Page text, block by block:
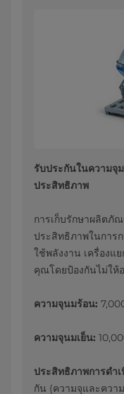
รับประกันในความจุ
ประสิทธิภาพ
การเก็บรักษาผลิตภั
ประสิทธิภาพในการ
ใช้พลังงาน เครื่อง
คุณโดยป้องกันไม่ให้
ความจุนมร้อน:
ความจุนมเย็น:
ประสิทธิภาพการดำ
กัน (ความจุและควา